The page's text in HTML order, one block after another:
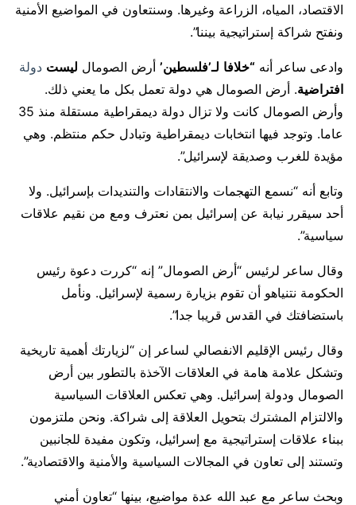
الاقتصاد، المياه، الزراعة وغيرها. وسنتعاون في المواضيع الأمنية
ونفتح شراكة إستراتيجية بيننا”.
وادعى ساعر أنه “خلافا لـ’فلسطين’ أرض الصومال ليست دولة
افتراضية. أرض الصومال هي دولة تعمل بكل ما يعني ذلك.
وأرض الصومال كانت ولا تزال دولة ديمقراطية مستقلة منذ 35
عاما. وتوجد فيها انتخابات ديمقراطية وتبادل حكم منتظم. وهي
مؤيدة للغرب وصديقة لإسرائيل”.
وتابع أنه “نسمع التهجمات والانتقادات والتنديدات بإسرائيل. ولا
أحد سيقرر نيابة عن إسرائيل بمن نعترف ومع من نقيم علاقات
سياسية”.
وقال ساعر لرئيس “أرض الصومال” إنه “كررت دعوة رئيس
الحكومة نتنياهو أن تقوم بزيارة رسمية لإسرائيل. ونأمل
باستضافتك في القدس قريبا جدا”.
وقال رئيس الإقليم الانفصالي لساعر إن “لزيارتك أهمية تاريخية
وتشكل علامة هامة في العلاقات الآخذة بالتطور بين أرض
الصومال ودولة إسرائيل. وهي تعكس العلاقات السياسية
والالتزام المشترك بتحويل العلاقة إلى شراكة. ونحن ملتزمون
ببناء علاقات إستراتيجية مع إسرائيل، وتكون مفيدة للجانبين
وتستند إلى تعاون في المجالات السياسية والأمنية والاقتصادية”.
وبحث ساعر مع عبد الله عدة مواضيع، بينها “تعاون أمني